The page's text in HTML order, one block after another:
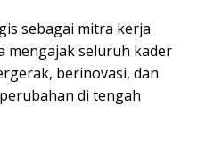
sebagai mitra kerja
mengajak seluruh kader
berinovasi, dan
di tengah